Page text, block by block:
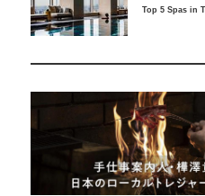
Top 5 Spas in